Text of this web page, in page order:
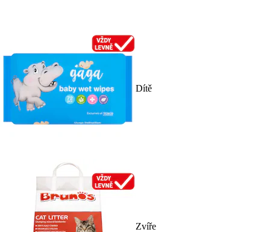
Dítě
Zvíře